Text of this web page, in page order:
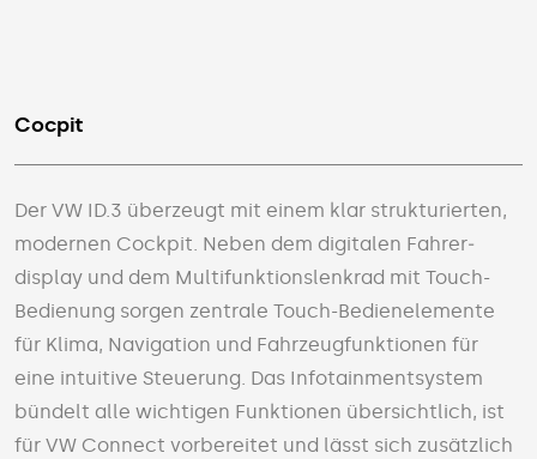
Cocpit
Der VW ID.3 überzeugt mit einem klar strukturierten,
modernen Cockpit. Neben dem digitalen Fahrer­
display und dem Multi­funktions­lenkrad mit Touch-
Bedienung sorgen zentrale Touch-Bedien­elemente
für Klima, Navi­gation und Fahrzeug­funktionen für
eine intuitive Steuerung. Das Info­tain­ment­s­ystem
bündelt alle wichtigen Funktionen über­sichtlich, ist
für VW Connect vorbereitet und lässt sich zusätzlich